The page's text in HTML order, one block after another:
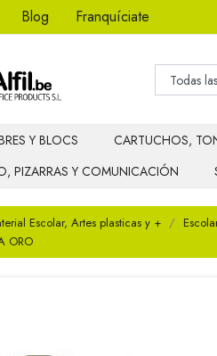
Blog Franquíciate
Y BLOCS CARTUCHOS,
PIZARRAS Y COMUNICACIÓN
Escolar, Artes plasticas y +
ORO